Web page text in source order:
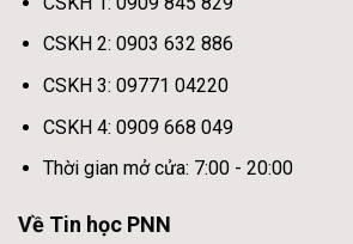
CSKH 2: 0903 632 886
CSKH 3: 09771 04220
CSKH 4: 0909 668 049
Thời gian mở cửa: 7:00 - 20:00
Về Tin học PNN